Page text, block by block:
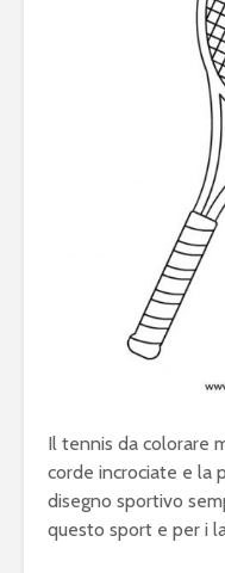
Il tennis da colorare
corde incrociate e la
disegno sportivo
questo sport e per i